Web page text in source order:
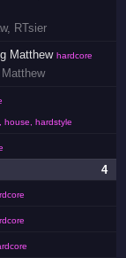
, RTsier
Matthew hardcore
Matthew
house, hardstyle
4